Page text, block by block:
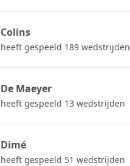
Colins
heeft gespeeld 189 wedstrijden
De Maeyer
heeft gespeeld 13 wedstrijden
Dimé
heeft gespeeld 51 wedstrijden